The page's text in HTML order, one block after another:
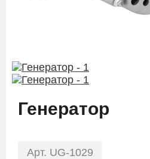
Генератор
Арт. UG-1029